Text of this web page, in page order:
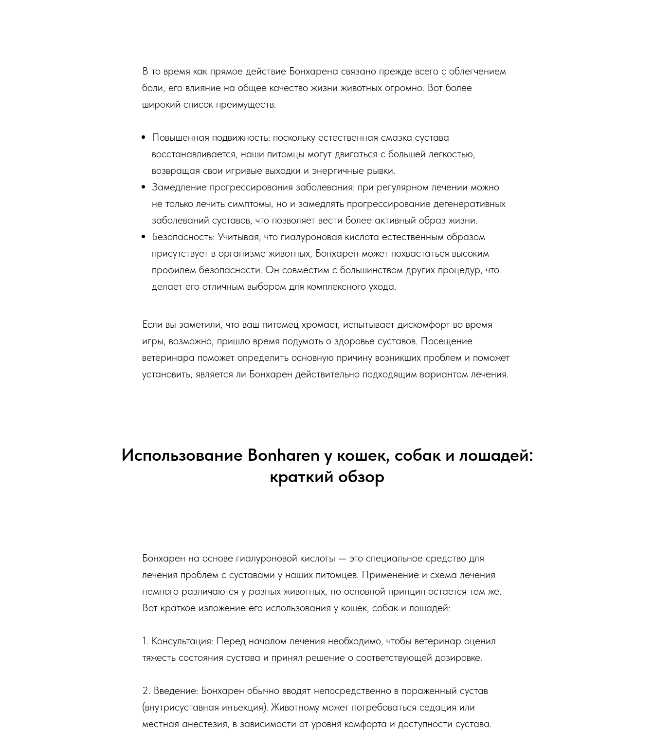
В то время как прямое действие Бонхарена связано прежде всего с облегчением
боли, его влияние на общее качество жизни животных огромно. Вот более
широкий список преимуществ:
Повышенная подвижность: поскольку естественная смазка сустава
восстанавливается, наши питомцы могут двигаться с большей легкостью,
возвращая свои игривые выходки и энергичные рывки.
Замедление прогрессирования заболевания: при регулярном лечении можно
не только лечить симптомы, но и замедлять прогрессирование дегенеративных
заболеваний суставов, что позволяет вести более активный образ жизни.
Безопасность: Учитывая, что гиалуроновая кислота естественным образом
присутствует в организме животных, Бонхарен может похвастаться высоким
профилем безопасности. Он совместим с большинством других процедур, что
делает его отличным выбором для комплексного ухода.
Если вы заметили, что ваш питомец хромает, испытывает дискомфорт во время
игры, возможно, пришло время подумать о здоровье суставов. Посещение
ветеринара поможет определить основную причину возникших проблем и поможет
установить, является ли Бонхарен действительно подходящим вариантом лечения.
Использование Bonharen у кошек, собак и лошадей:
краткий обзор
Бонхарен на основе гиалуроновой кислоты — это специальное средство для
лечения проблем с суставами у наших питомцев. Применение и схема лечения
немного различаются у разных животных, но основной принцип остается тем же.
Вот краткое изложение его использования у кошек, собак и лошадей:
1. Консультация: Перед началом лечения необходимо, чтобы ветеринар оценил
тяжесть состояния сустава и принял решение о соответствующей дозировке.
2. Введение: Бонхарен обычно вводят непосредственно в пораженный сустав
(внутрисуставная инъекция). Животному может потребоваться седация или
местная анестезия, в зависимости от уровня комфорта и доступности сустава.